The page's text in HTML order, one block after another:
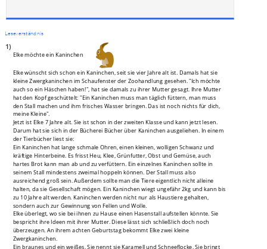
Leseverständnis
1)
Elke möchte ein Kaninchen
Elke wünscht sich schon ein Kaninchen, seit sie vier Jahre alt ist. Damals hat sie
kleine Zwergkaninchen im Schaufenster der Zoohandlung gesehen. "Ich möchte
auch so ein Häschen haben!", hat sie damals zu ihrer Mutter gesagt. Ihre Mutter
hat den Kopf geschüttelt: "Ein Kaninchen muss man täglich füttern, man muss
den Stall machen und ihm frisches Wasser bringen. Das ist noch nichts für dich,
meine Kleine".
Jetzt ist Elke 7 Jahre alt. Sie ist schon in der zweiten Klasse und kann jetzt lesen.
Darum hat sie sich in der Bücherei Bücher über Kaninchen ausgeliehen. In einem
der Tierbücher liest sie:
Ein Kaninchen hat lange schmale Ohren, einen kleinen, wolligen Schwanz und
kräftige Hinterbeine. Es frisst Heu, Klee, Grünfutter, Obst und Gemüse, auch
hartes Brot kann man ab und zu verfüttern. Ein einzelnes Kaninchen sollte in
seinem Stall mindestens zweimal hoppeln können. Der Stall muss also
ausreichend groß sein. Außerdem sollte man die Tiere eigentlich nicht alleine
halten, da sie Gesellschaft mögen. Ein Kaninchen wiegt ungefähr 2kg und kann bis
zu 10 Jahre alt werden. Kaninchen werden nicht nur als Haustiere gehalten,
sondern auch zur Gewinnung von Fellen und Wolle.
Elke überlegt, wo sie bei ihnen zu Hause einen Hasenstall aufstellen könnte. Sie
bespricht ihre Ideen mit ihrer Mutter. Diese lässt sich schließlich doch noch
überzeugen. An ihrem achten Geburtstag bekommt Elke zwei kleine
Zwergkaninchen.
Ein braunes und ein weißes. Sie nennt sie Karamell und Schneeflocke. Sie bringt